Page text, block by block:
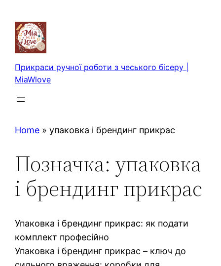
вмісту
Прикраси ручної роботи з чеського бісеру |
MiaWlove
Home »упаковка і брендинг прикрас
Позначка:упаковка
і брендинг прикрас
Упаковка і брендинг прикрас: як подати
комплект професійно
Упаковка і брендинг прикрас – ключ до